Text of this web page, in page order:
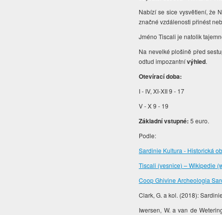
Nabízí se sice vysvětlení, že
značné vzdálenosti přinést
Jméno Tiscali je natolik
Na nevelké plošině před
odtud impozantnívýhled.
Otevírací doba:
I - IV, XI-XII 9 - 17
V - X 9 - 19
Základní vstupné: 5 euro.
Podle:
Sardinie Kultura - Historická
Tiscali (vesnice) – Wikipedie
Coop Ghivine Archeologia
Clark, G. a kol. (2018):
Iwersen, W. a van de